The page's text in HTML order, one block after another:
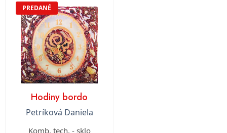
PREDANÉ
Hodiny bordo
Petríková Daniela
Komb. tech. - sklo